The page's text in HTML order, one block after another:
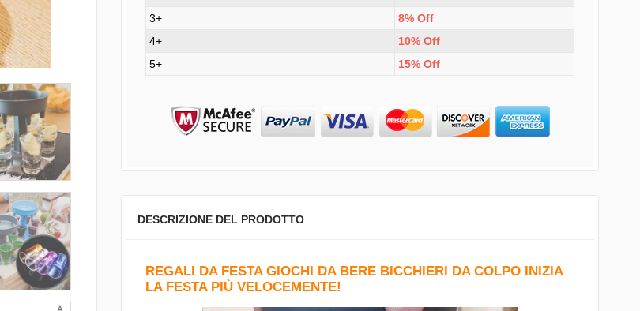
3+
8% Off
4+
10% Off
5+
15% Off
DESCRIZIONE DEL PRODOTTO
REGALI DA FESTA GIOCHI DA BERE BICCHIERI DA COLPO INIZIA
LA FESTA PIÙ VELOCEMENTE!